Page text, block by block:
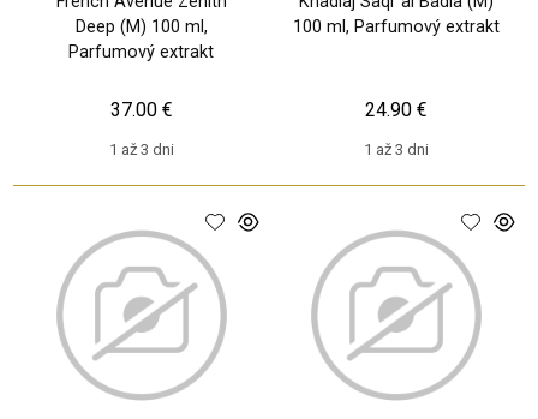
Deep (M) 100 ml,
Parfumový extrakt
1 až 3 dni
37.00 €
100 ml, Parfumový extrakt
1 až 3 dni
24.90 €